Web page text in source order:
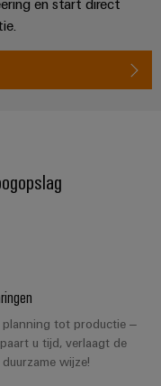
en start direct
planning tot productie –
u tijd, verlaagt de
wijze!